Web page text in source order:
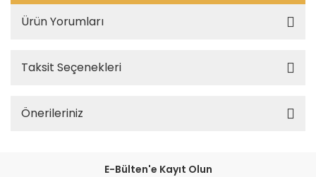
Ürün Yorumları
Taksit Seçenekleri
Önerileriniz
E-Bülten'e Kayıt Olun